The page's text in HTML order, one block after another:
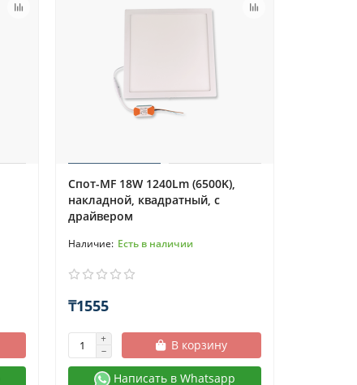
Спот-MF 18W 1240Lm (6500K),
накладной, квадратный, с
драйвером
Есть в наличии
₸1555
В корзину
Написать в Whatsapp